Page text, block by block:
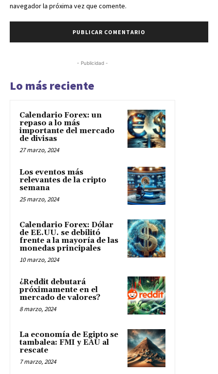
navegador la próxima vez que comente.
- Publicidad -
Lo más reciente
Calendario Forex: un
repaso a lo más
importante del mercado
de divisas
27 marzo, 2024
Los eventos más
relevantes de la cripto
semana
25 marzo, 2024
Calendario Forex: Dólar
de EE.UU. se debilitó
frente a la mayoría de las
monedas principales
10 marzo, 2024
¿Reddit debutará
próximamente en el
mercado de valores?
8 marzo, 2024
La economía de Egipto se
tambalea: FMI y EAU al
rescate
7 marzo, 2024